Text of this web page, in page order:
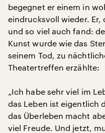
begegnet er einem in
eindrucksvoll wieder. Er,
und so viel auch fand:
Kunst wurde wie das
seinem Tod, zu
Theatertreffen erzählte:
„Ich habe sehr viel im
das Leben ist eigentlich
das Überleben macht
viel Freude. Und jetzt,